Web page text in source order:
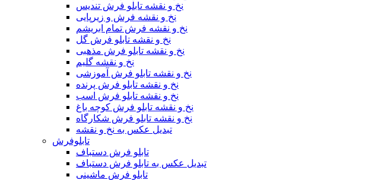
نخ و نقشه تابلو فرش تندیس
نخ و نقشه فرش و زیرپایی
نخ و نقشه فرش تمام ابریشم
نخ و نقشه تابلو فرش گل
نخ و نقشه تابلو فرش مذهبی
نخ و نقشه گلیم
نخ و نقشه تابلو فرش آموزشی
نخ و نقشه تابلو فرش پرنده
نخ و نقشه تابلو فرش اسب
نخ و نقشه تابلو فرش کوچه باغ
نخ و نقشه تابلو فرش شکارگاه
تبدیل عکس به نخ و نقشه
تابلوفرش
تابلو فرش دستباف
تبدیل عکس به تابلو فرش دستباف
تابلو فرش ماشینی